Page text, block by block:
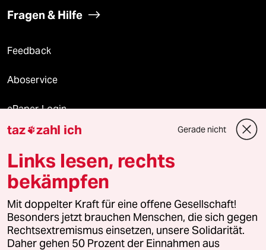
Fragen & Hilfe
Feedback
Aboservice
ePaper Login
Downloads für Abonnierende
© 2026 taz Verlags und Vertriebs GmbH
Alle Rechte vorbehalten. Bei rechtlichen Fragen oder für Genehmigungen
wenden Sie sich bitte an
lizenzen@taz.de
taz zahl ich Gerade nicht
Links lesen, rechts
bekämpfen
Mit doppelter Kraft für eine offene Gesellschaft!
Besonders jetzt brauchen Menschen, die sich gegen
Rechtsextremismus einsetzen, unsere Solidarität.
Daher gehen 50 Prozent der Einnahmen aus